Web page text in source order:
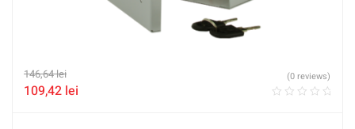
146,64lei
109,42 lei
(0 reviews)